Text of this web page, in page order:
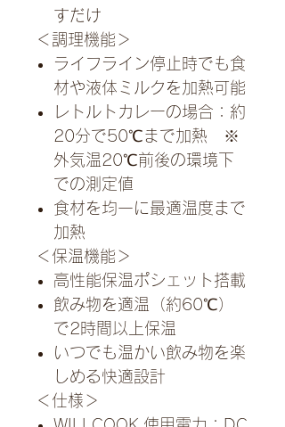
すだけ
＜調理機能＞
ライフライン停止時でも食
材や液体ミルクを加熱可能
レトルトカレーの場合：約
20分で50℃まで加熱 ※
外気温20℃前後の環境下
での測定値
食材を均一に最適温度まで
加熱
＜保温機能＞
高性能保温ポシェット搭載
飲み物を適温（約60℃）
で2時間以上保温
いつでも温かい飲み物を楽
しめる快適設計
＜仕様＞